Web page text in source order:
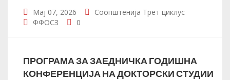
Мај 07, 2026 Соопштенија Трет циклус
ФФОСЗ
0
ПРОГРАМА ЗА ЗАЕДНИЧКА ГОДИШНА
КОНФЕРЕНЦИЈА НА ДОКТОРСКИ СТУДИИ